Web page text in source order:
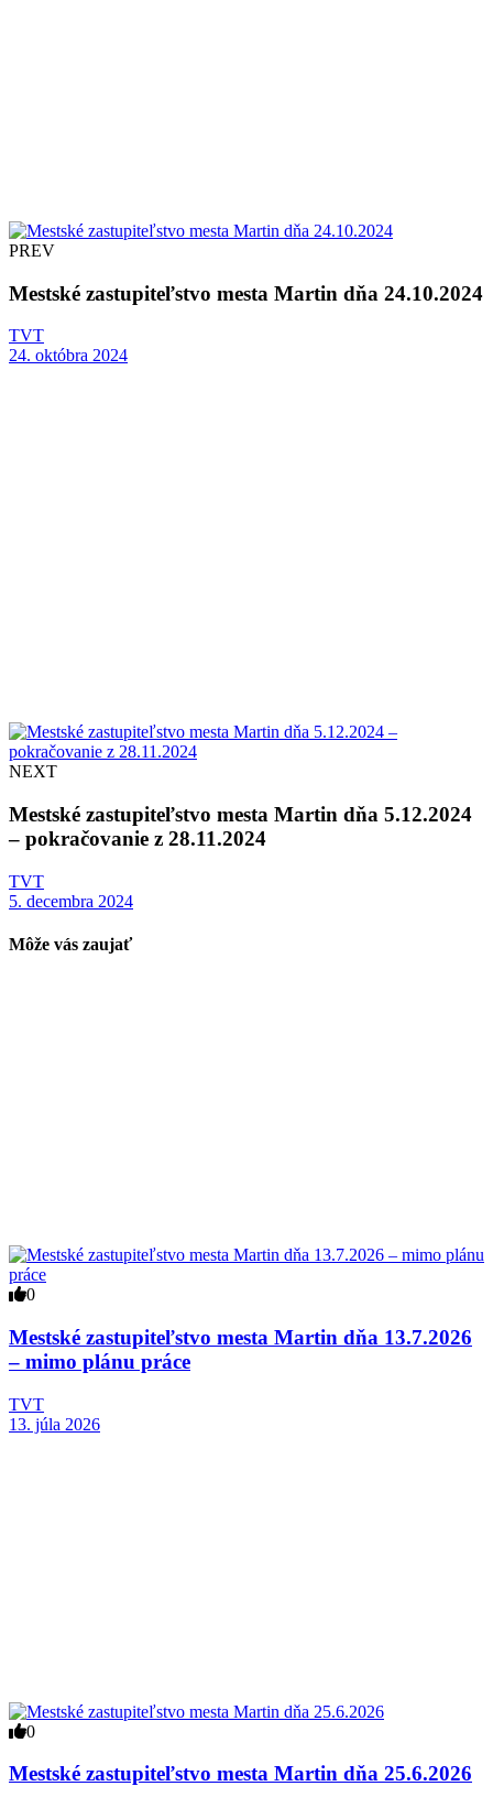
PREV
Mestské zastupiteľstvo mesta Martin dňa 24.10.2024
TVT
24. októbra 2024
NEXT
Mestské zastupiteľstvo mesta Martin dňa 5.12.2024
– pokračovanie z 28.11.2024
TVT
5. decembra 2024
Môže vás zaujať
0
Mestské zastupiteľstvo mesta Martin dňa 13.7.2026
– mimo plánu práce
TVT
13. júla 2026
0
Mestské zastupiteľstvo mesta Martin dňa 25.6.2026